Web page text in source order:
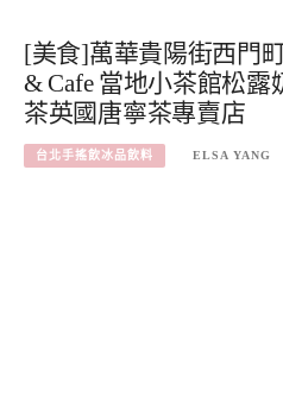
[美食]萬華貴陽街西門
& Cafe 當地小茶館松露
茶英國唐寧茶專賣店
台北手搖飲冰品飲料 ELSA YANG